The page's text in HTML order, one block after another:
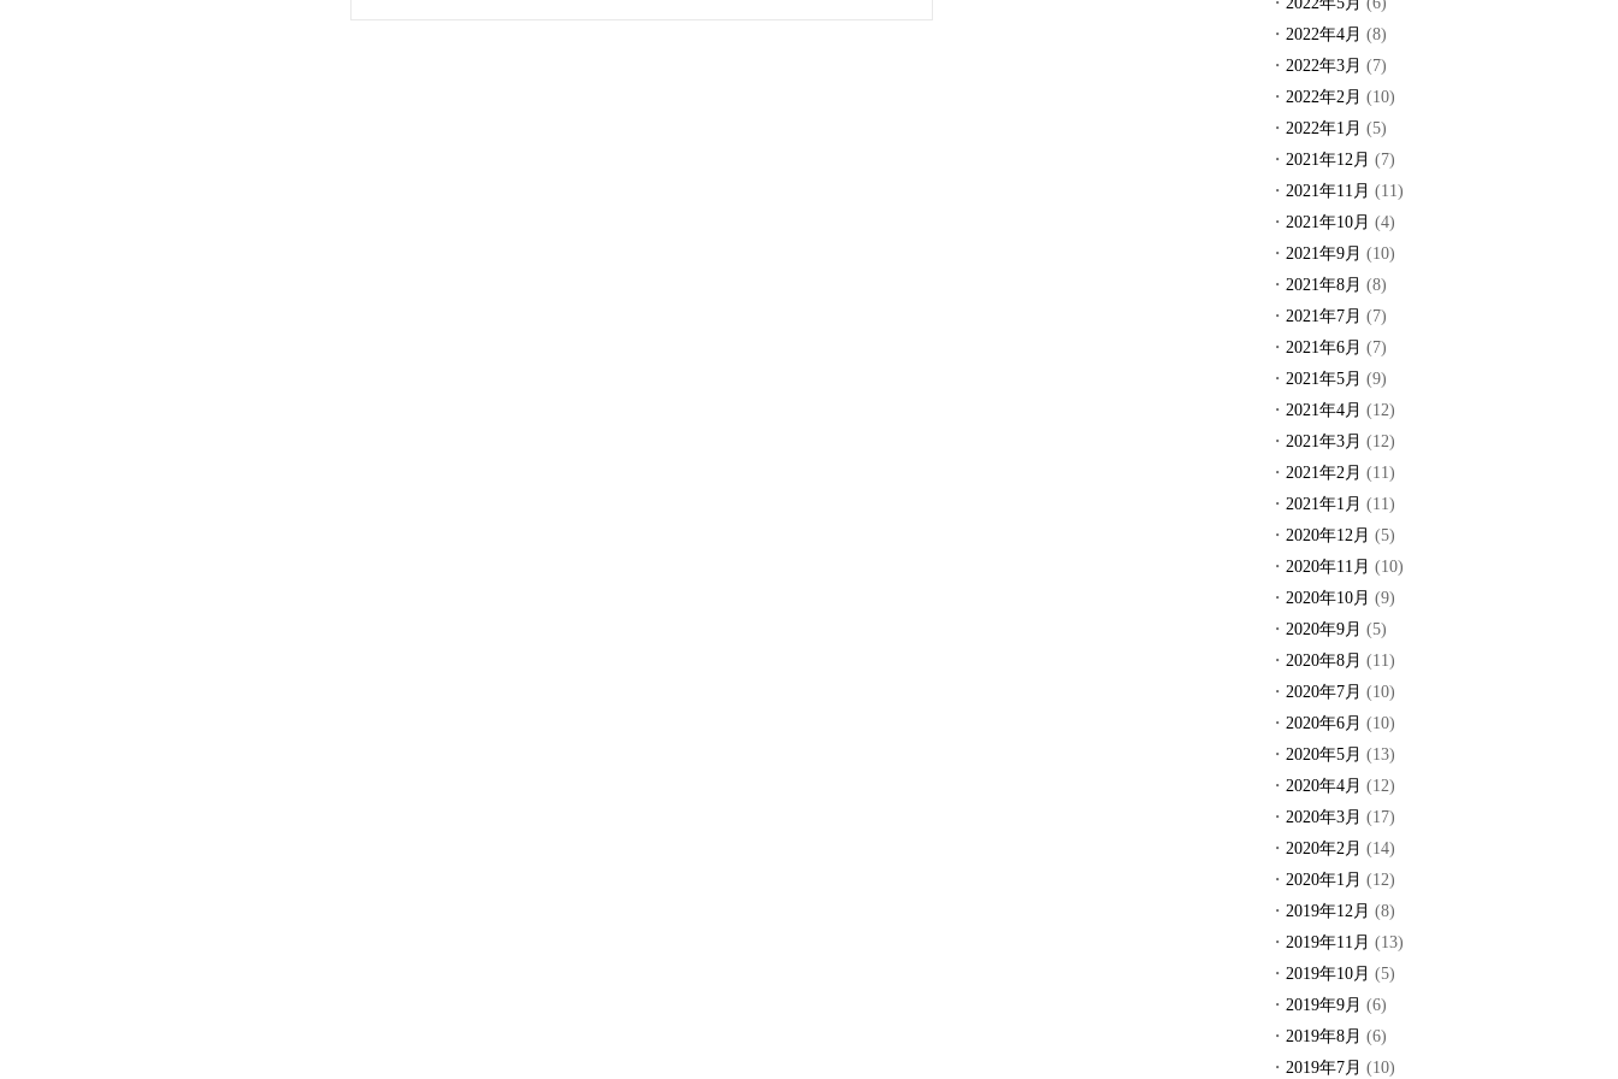
2022年4月 (8)
2022年3月 (7)
2022年2月 (10)
2022年1月 (5)
2021年12月 (7)
2021年11月 (11)
2021年10月 (4)
2021年9月 (10)
2021年8月 (8)
2021年7月 (7)
2021年6月 (7)
2021年5月 (9)
2021年4月 (12)
2021年3月 (12)
2021年2月 (11)
2021年1月 (11)
2020年12月 (5)
2020年11月 (10)
2020年10月 (9)
2020年9月 (5)
2020年8月 (11)
2020年7月 (10)
2020年6月 (10)
2020年5月 (13)
2020年4月 (12)
2020年3月 (17)
2020年2月 (14)
2020年1月 (12)
2019年12月 (8)
2019年11月 (13)
2019年10月 (5)
2019年9月 (6)
2019年8月 (6)
2019年7月 (10)